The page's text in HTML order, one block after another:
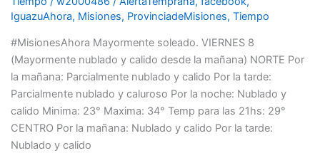
IguazuAhora, Misiones, ProvinciadeMisiones, Tiempo
#MisionesAhora Mayormente soleado. VIERNES 8
(Mayormente nublado y calido desde la mañana) NORTE Por
la mañana: Parcialmente nublado y calido Por la tarde:
Parcialmente nublado y caluroso Por la noche: Nublado y
calido Minima: 23° Maxima: 34° Temp para las 21hs: 29°
CENTRO Por la mañana: Nublado y calido Por la tarde:
Nublado y calido
EL
DE
SEMANA